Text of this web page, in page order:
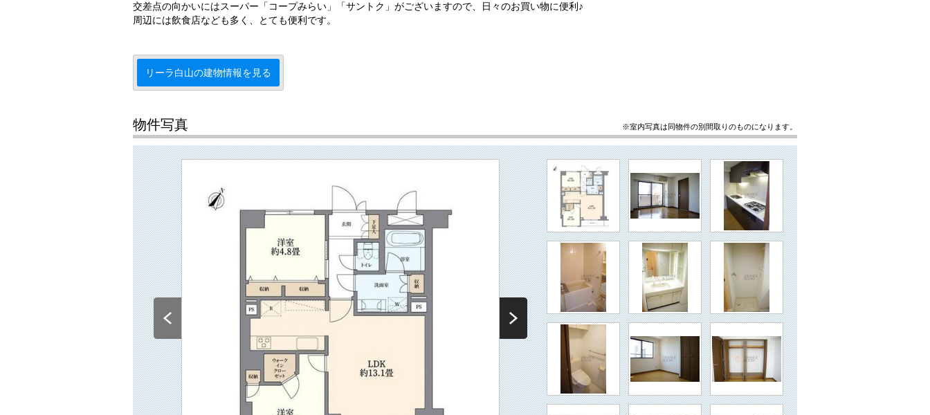
交差点の向かいにはスーパー「コープみらい」「サントク」がございますので、日々のお買い物に便利♪
周辺には飲食店なども多く、とても便利です。
リーラ白山の建物情報を見る
物件写真 ※室内写真は同物件の別間取りのものになります。